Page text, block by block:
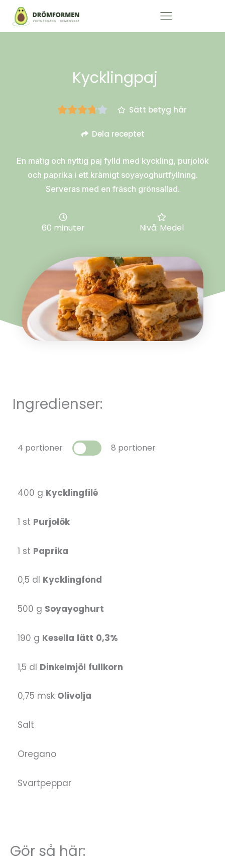
Kycklingpaj
Sätt betyg här
Dela receptet
En matig och nyttig paj fylld med kyckling, purjolök
och paprika i ett krämigt soyayoghurtfyllning.
Serveras med en fräsch grönsallad.
60 minuter Nivå: Medel
Ingredienser:
4 portioner 8 portioner
400 g Kycklingfilé
1 st Purjolök
1 st Paprika
0,5 dl Kycklingfond
500 g Soyayoghurt
190 g Kesella lätt 0,3%
1,5 dl Dinkelmjöl fullkorn
0,75 msk Olivolja
Salt
Oregano
Svartpeppar
Gör så här: